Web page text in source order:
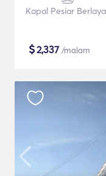
Kapal Pesiar
$2,337 /malam